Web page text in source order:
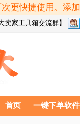
更快捷使用。添
卖家工具箱交流群】
首页 一键下单软件